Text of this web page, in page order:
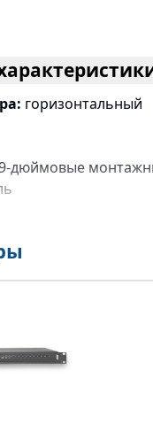
горизонтальный
дюймовые